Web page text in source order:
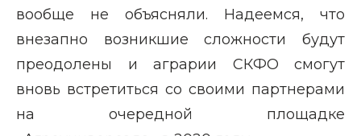
вообще не объясняли. Надеемся, что
внезапно возникшие сложности будут
преодолены и аграрии СКФО смогут
вновь встретиться со своими партнерами
на очередной площадке